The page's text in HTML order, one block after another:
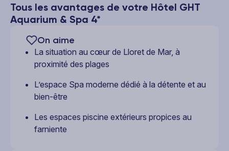
Tous les avantages de votre Hôtel GHT
Aquarium & Spa 4*
On aime
La situation au cœur de Lloret de Mar, à
proximité des plages
L’espace Spa moderne dédié à la détente et au
bien-être
Les espaces piscine extérieurs propices au
farniente